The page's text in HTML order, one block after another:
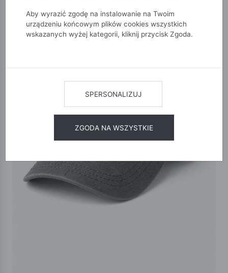
Aby wyrazić zgodę na instalowanie na Twoim
urządzeniu końcowym plików cookies wszystkich
wskazanych wyżej kategorii, kliknij przycisk Zgoda.
SPERSONALIZUJ
ZGODA NA WSZYSTKIE